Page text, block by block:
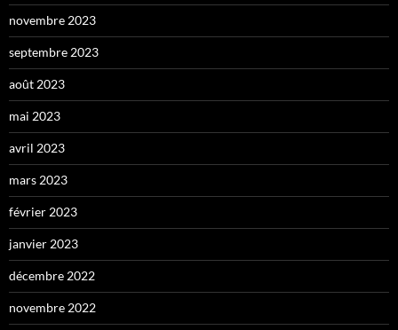
novembre 2023
septembre 2023
août 2023
mai 2023
avril 2023
mars 2023
février 2023
janvier 2023
décembre 2022
novembre 2022